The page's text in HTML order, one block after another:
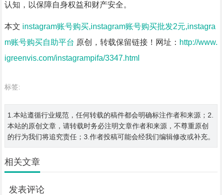
认知，以保障自身权益和财产安全。
本文 instagram账号购买,instagram账号购买批发2元,instagra
m账号购买自助平台 原创，转载保留链接！网址： http://www.
igreenvis.com/instagrampifa/3347.html
标签:
1.本站遵循行业规范，任何转载的稿件都会明确标注作者和来源；2.
本站的原创文章，请转载时务必注明文章作者和来源，不尊重原创
的行为我们将追究责任；3.作者投稿可能会经我们编辑修改或补充。
相关文章
发表评论